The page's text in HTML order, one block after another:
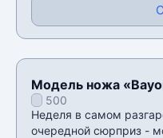
Модель ножа
v34500
Неделя в самом
очередной сюрприз -